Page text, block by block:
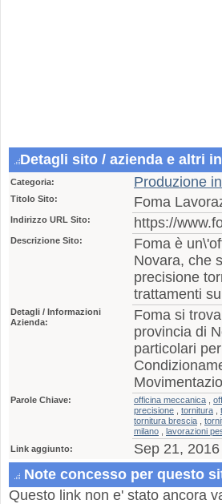
Detagli sito / azienda e altri
Categoria: Produzione
Titolo Sito: Foma
Indirizzo URL Sito: https://
Descrizione Sito:
Foma è
Novara, che
precisione
trattamenti
Detagli / Informazioni
Azienda:
Foma si
provincia di
particolari
Parole Chiave: officina meccanica
precisione
tornitura
tornitura brescia
milano
lavorazioni
Link aggiunto:
Sep 21, 2016
Note concesso per questo
Questo link non e' stato ancora